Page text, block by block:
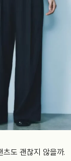
도 괜찮지 않을까.